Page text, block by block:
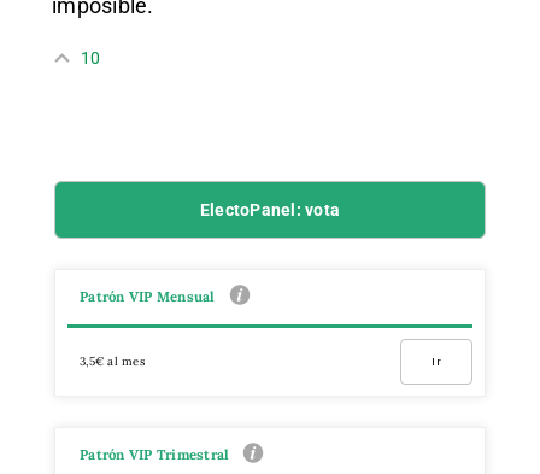
10
ElectoPanel: vota
Patrón VIP Mensual
3,5€ al mes Ir
Patrón VIP Trimestral